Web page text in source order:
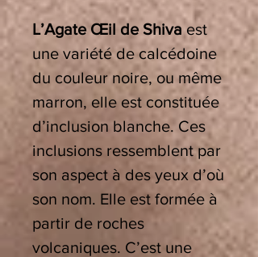
L’AgateŒil de Shiva est
une variété de calcédoine
du couleur noire, ou même
marron, elle est constituée
d’inclusion blanche. Ces
inclusions ressemblent par
son aspect à des yeux d’où
son nom. Elle est formée à
partir de roches
volcaniques. C’est une